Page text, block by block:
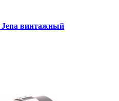
Jena винтажный